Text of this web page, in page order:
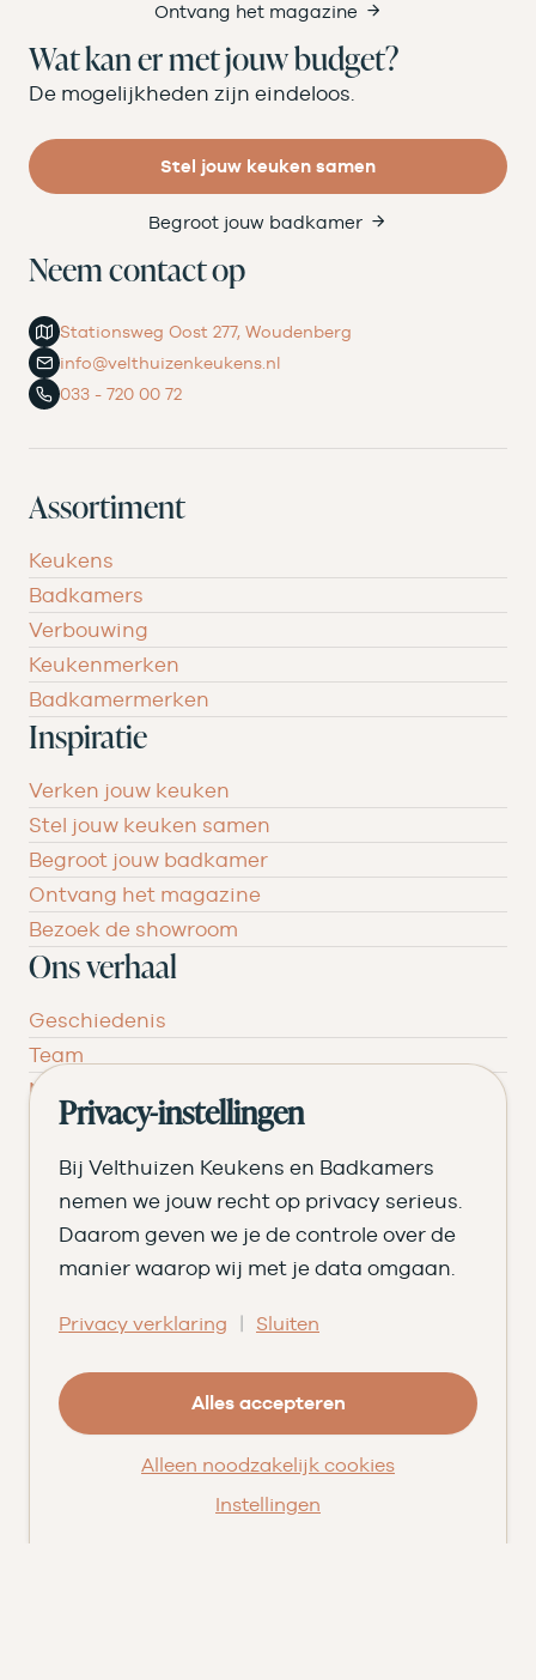
Ontvang het magazine
Wat kan er met jouw budget?
De mogelijkheden zijn eindeloos.
Stel jouw keuken samen
Begroot jouw badkamer
Neem contact op
Stationsweg Oost 277, Woudenberg
info@velthuizenkeukens.nl
033 - 720 00 72
Assortiment
Keukens
Badkamers
Verbouwing
Keukenmerken
Badkamermerken
Inspiratie
Verken jouw keuken
Stel jouw keuken samen
Begroot jouw badkamer
Ontvang het magazine
Bezoek de showroom
Ons verhaal
Geschiedenis
Team
Nieuws
Pluspunten
Vacatures ➑
Openingstijden
09.00 tot 17.30
09.00 tot 20.00
09.00 tot 16.30
© Velthuizen Keukens en Badkamers
Privacy-instellingen
Bij Velthuizen Keukens en Badkamers
nemen we jouw recht op privacy serieus.
Daarom geven we je de controle over de
manier waarop wij met je data omgaan.
Privacy verklaring | Sluiten
Alles accepteren
Alleen noodzakelijk cookies
Instellingen